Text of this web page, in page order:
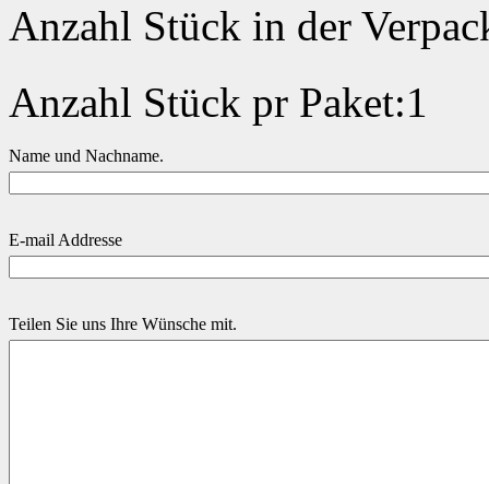
Anzahl Stück in der
Anzahl Stück pr Paket:1
Name und Nachname.
E-mail Addresse
Teilen Sie uns Ihre Wünsche mit.